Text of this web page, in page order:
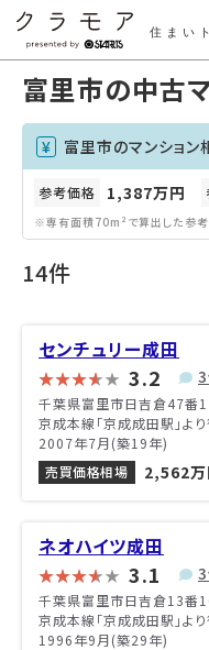
住まい
富里市の中古
富里市のマンション
参考価格 1,387万円
※専有面積70m²で算出した参
14件
センチュリー成田
3.2
千葉県富里市日吉倉47番
京成本線「京成成田駅」よ
2007年7月(築19年)
売買価格相場
2,562万
ネオハイツ成田
3.1
千葉県富里市日吉倉13番
京成本線「京成成田駅」よ
1996年9月(築29年)